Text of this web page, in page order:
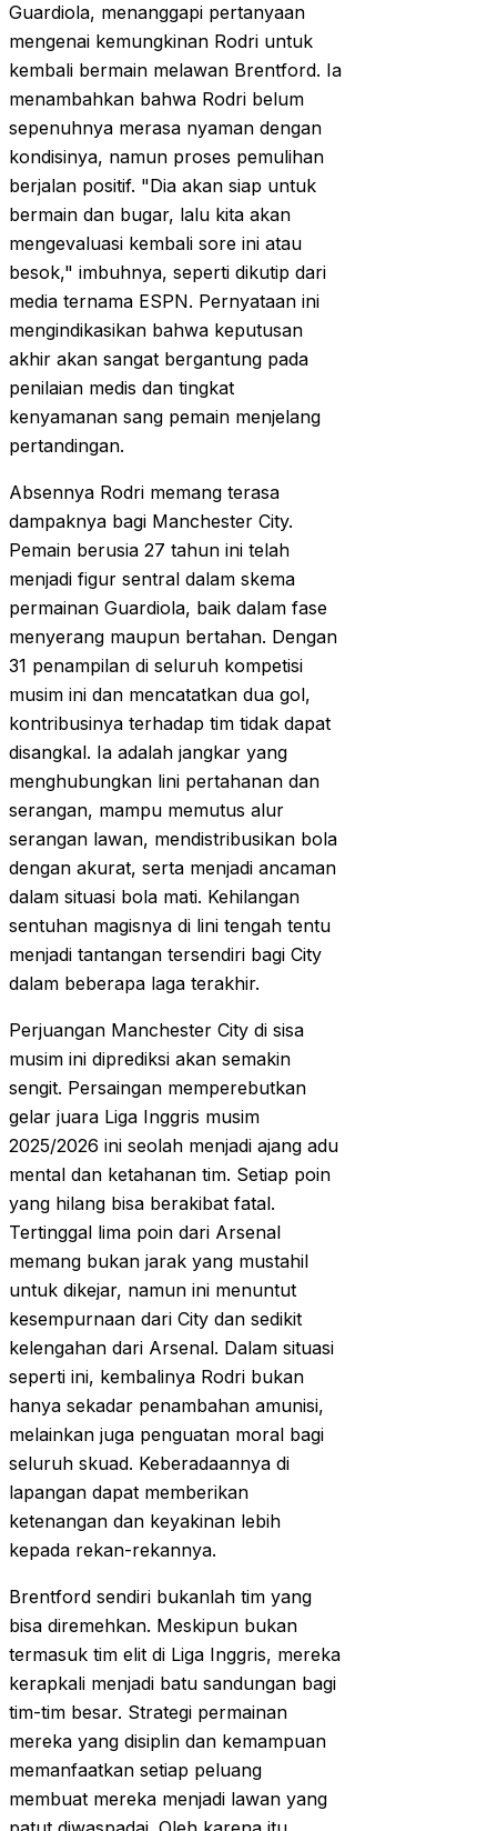
Guardiola, menanggapi pertanyaan
mengenai kemungkinan Rodri untuk
kembali bermain melawan Brentford. Ia
menambahkan bahwa Rodri belum
sepenuhnya merasa nyaman dengan
kondisinya, namun proses pemulihan
berjalan positif. "Dia akan siap untuk
bermain dan bugar, lalu kita akan
mengevaluasi kembali sore ini atau
besok," imbuhnya, seperti dikutip dari
media ternama ESPN. Pernyataan ini
mengindikasikan bahwa keputusan
akhir akan sangat bergantung pada
penilaian medis dan tingkat
kenyamanan sang pemain menjelang
pertandingan.
Absennya Rodri memang terasa
dampaknya bagi Manchester City.
Pemain berusia 27 tahun ini telah
menjadi figur sentral dalam skema
permainan Guardiola, baik dalam fase
menyerang maupun bertahan. Dengan
31 penampilan di seluruh kompetisi
musim ini dan mencatatkan dua gol,
kontribusinya terhadap tim tidak dapat
disangkal. Ia adalah jangkar yang
menghubungkan lini pertahanan dan
serangan, mampu memutus alur
serangan lawan, mendistribusikan bola
dengan akurat, serta menjadi ancaman
dalam situasi bola mati. Kehilangan
sentuhan magisnya di lini tengah tentu
menjadi tantangan tersendiri bagi City
dalam beberapa laga terakhir.
Perjuangan Manchester City di sisa
musim ini diprediksi akan semakin
sengit. Persaingan memperebutkan
gelar juara Liga Inggris musim
2025/2026 ini seolah menjadi ajang adu
mental dan ketahanan tim. Setiap poin
yang hilang bisa berakibat fatal.
Tertinggal lima poin dari Arsenal
memang bukan jarak yang mustahil
untuk dikejar, namun ini menuntut
kesempurnaan dari City dan sedikit
kelengahan dari Arsenal. Dalam situasi
seperti ini, kembalinya Rodri bukan
hanya sekadar penambahan amunisi,
melainkan juga penguatan moral bagi
seluruh skuad. Keberadaannya di
lapangan dapat memberikan
ketenangan dan keyakinan lebih
kepada rekan-rekannya.
Brentford sendiri bukanlah tim yang
bisa diremehkan. Meskipun bukan
termasuk tim elit di Liga Inggris, mereka
kerapkali menjadi batu sandungan bagi
tim-tim besar. Strategi permainan
mereka yang disiplin dan kemampuan
memanfaatkan setiap peluang
membuat mereka menjadi lawan yang